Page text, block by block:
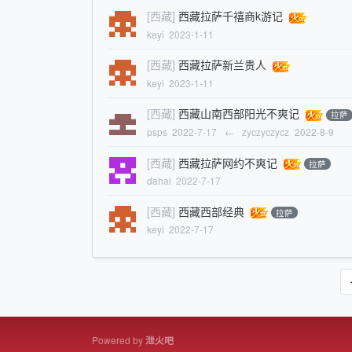
[西藏] 西藏拉萨千禧商k游记
keyi 2023-1-11
[西藏] 西藏拉萨新兰贵人
keyi 2023-1-11
[西藏] 西藏山南西部阳光不爽记 拉萨
psps 2022-7-17 ← zyczyczycz 2022-8-9
[西藏] 西藏拉萨网约不爽记 拉萨
dahai 2022-7-17
[西藏] 西藏西部经典 拉萨
keyi 2022-7-17
Powered by泄火吧